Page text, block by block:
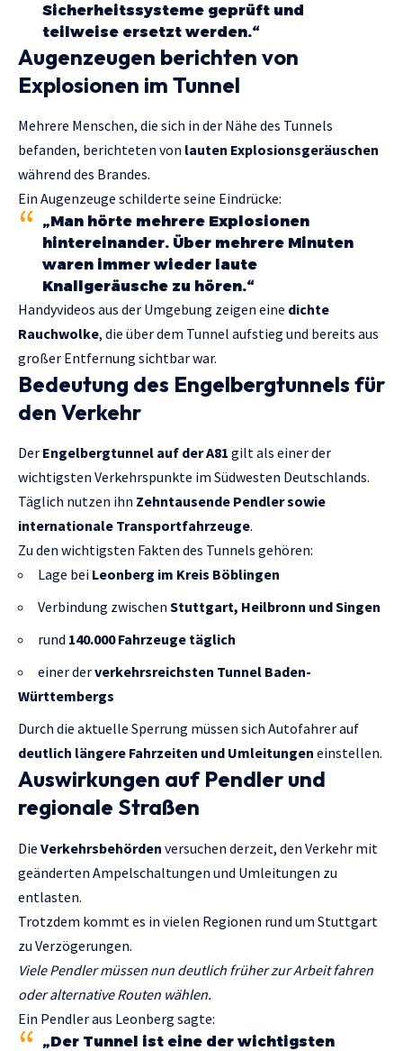
Sicherheitssysteme geprüft und
teilweise ersetzt werden.“
Augenzeugen berichten von
Explosionen im Tunnel
Mehrere Menschen, die sich in der Nähe des Tunnels
befanden, berichteten von lauten Explosionsgeräuschen
während des Brandes.
Ein Augenzeuge schilderte seine Eindrücke:
„Man hörte mehrere Explosionen
hintereinander. Über mehrere Minuten
waren immer wieder laute
Knallgeräusche zu hören.“
Handyvideos aus der Umgebung zeigen eine dichte
Rauchwolke, die über dem Tunnel aufstieg und bereits aus
großer Entfernung sichtbar war.
Bedeutung des Engelbergtunnels für
den Verkehr
Der Engelbergtunnel auf der A81 gilt als einer der
wichtigsten Verkehrspunkte im Südwesten Deutschlands.
Täglich nutzen ihn Zehntausende Pendler sowie
internationale Transportfahrzeuge.
Zu den wichtigsten Fakten des Tunnels gehören:
Lage bei Leonberg im Kreis Böblingen
Verbindung zwischen Stuttgart, Heilbronn und Singen
rund 140.000 Fahrzeuge täglich
einer derverkehrsreichsten Tunnel Baden-
Württembergs
Durch die aktuelle Sperrung müssen sich Autofahrer auf
deutlich längere Fahrzeiten und Umleitungen einstellen.
Auswirkungen auf Pendler und
regionale Straßen
Die Verkehrsbehörden versuchen derzeit, den Verkehr mit
geänderten Ampelschaltungen und Umleitungen zu
entlasten.
Trotzdem kommt es in vielen Regionen rund um Stuttgart
zu Verzögerungen.
Viele Pendler müssen nun deutlich früher zur Arbeit fahren
oder alternative Routen wählen.
Ein Pendler aus Leonberg sagte:
„Der Tunnel ist eine der wichtigsten